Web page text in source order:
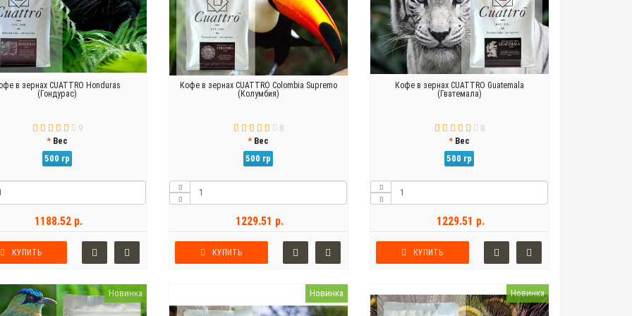
в зернах CUATTRO Honduras
(Гондурас)
9
Вес
500 гр
1188.52 р.
КУПИТЬ
Кофе в зернах CUATTRO Colombia Supremo
(Колумбия)
8
Вес
500 гр
1229.51 р.
КУПИТЬ
Кофе в зернах CUATTRO Guatemala
(Гватемала)
8
Вес
500 гр
1229.51 р.
КУПИТЬ
Новинка Новинка Новинка